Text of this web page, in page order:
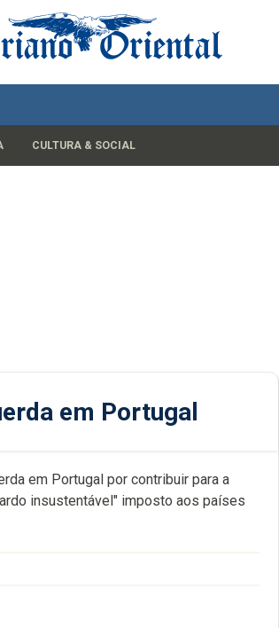
CULTURA & SOCIAL
em Portugal
em Portugal por contribuir para a
insustentável" imposto aos países